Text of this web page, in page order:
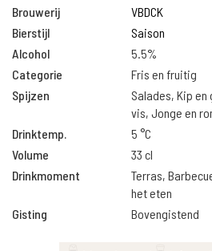
Brouwerij
VBDCK
Bierstijl
Saison
Alcohol
5.5%
Categorie
Fris en fruitig
Spijzen
Salades, Kip
vis, Jonge en
Drinktemp.
5 °C
Volume
33 cl
Drinkmoment
Terras,
het eten
Gisting
Bovengistend